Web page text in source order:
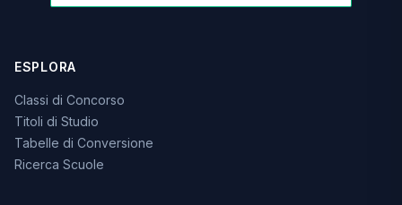
ESPLORA
Classi di Concorso
Titoli di Studio
Tabelle di Conversione
Ricerca Scuole